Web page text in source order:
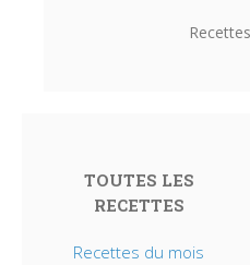
TOUTES LES
RECETTES
Recettes du mois